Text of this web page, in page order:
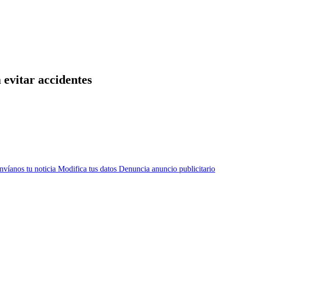
accidentes
tu noticia Modifica tus datos Denuncia anuncio publicitario